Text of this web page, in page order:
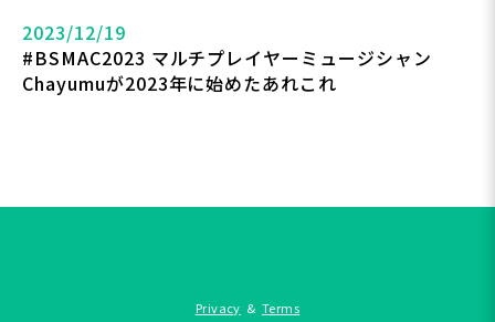
2023/12/19
#BSMAC2023 マルチプレイヤーミュージシャン
Chayumuが2023年に始めたあれこれ
Privacy &Terms